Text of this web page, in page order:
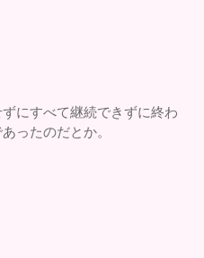
にすべて継続できずに終わ
ったのだとか。